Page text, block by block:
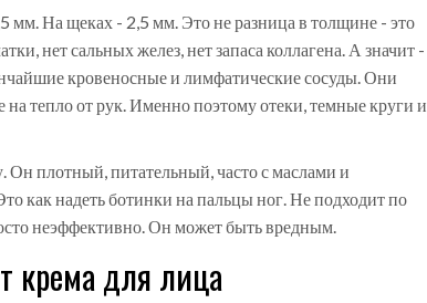
мм. На щеках - 2,5 мм. Это не разница в толщине - это
нет сальных желез, нет запаса коллагена. А значит -
кровеносные и лимфатические сосуды. Они
тепло от рук. Именно поэтому отеки, темные круги и
Он плотный, питательный, часто с маслами и
как надеть ботинки на пальцы ног. Не подходит по
неэффективно. Он может быть вредным.
крема для лица